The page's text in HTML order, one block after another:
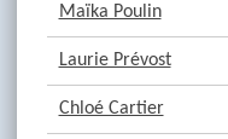
Maïka Poulin
Laurie Prévost
Chloé Cartier